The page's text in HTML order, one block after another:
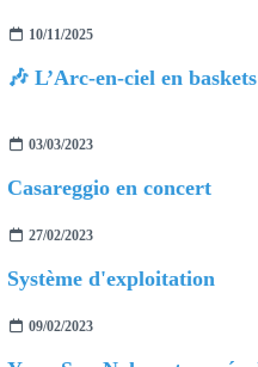
10/11/2025
🎶 L’Arc-en-ciel en baskets
03/03/2023
Casareggio en concert
27/02/2023
Système d'exploitation
09/02/2023